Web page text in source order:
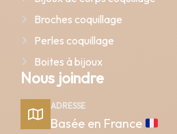
Broches coquillage
Perles coquillage
Boites à bijoux
Nous joindre
ADRESSE
Basée en France